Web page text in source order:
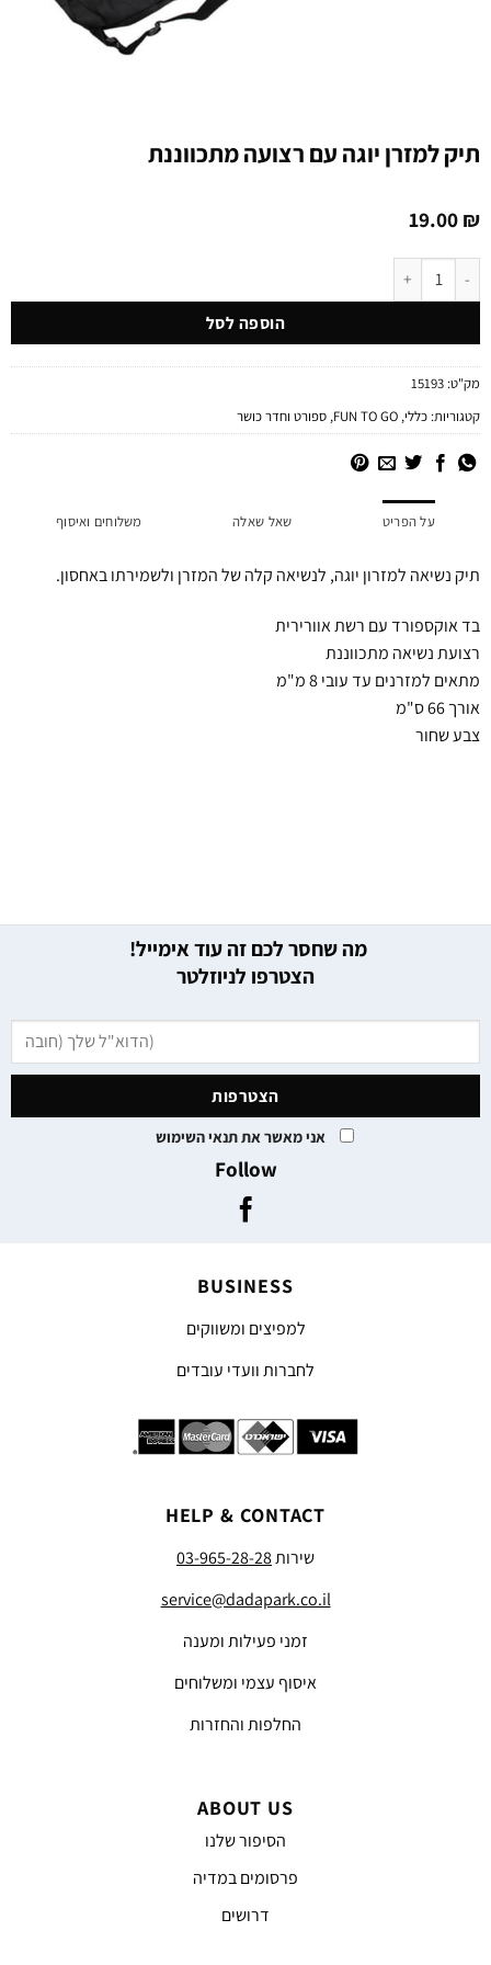
תיק למזרן יוגה עם רצועה מתכווננת
19.00₪
כמות של תיק למזרן יוגה עם רצועה מתכווננת
הוספה לסל
מק"ט:15193
קטגוריות:כללי,
FUN TO GO
,ספורט וחדר כושר
על הפריט שאל שאלה משלוחים ואיסוף
תיק נשיאה למזרון יוגה, לנשיאה קלה של המזרן ולשמירתו באחסון.
בד אוקספורד עם רשת אוורירית
רצועת נשיאה מתכווננת
מתאים למזרנים עד עובי 8 מ"מ
אורך 66 ס"מ
צבע שחור
מה שחסר לכם זה עוד אימייל!
הצטרפו לניוזלטר
אני מאשר את תנאי השימוש
Follow
BUSINESS
למפיצים ומשווקים
לחברות וועדי עובדים
HELP & CONTACT
שירות03-965-28-28
service@dadapark.co.il
זמני פעילות ומענה
איסוף עצמי ומשלוחים
החלפות והחזרות
ABOUT US
הסיפור שלנו
פרסומים במדיה
דרושים